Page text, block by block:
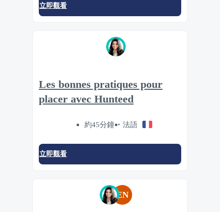
立即觀看
Les bonnes pratiques pour
placer avec Hunteed
約45分鐘 法語
立即觀看
EN